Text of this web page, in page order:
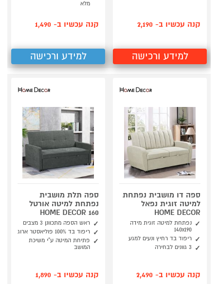
קנה עכשיו ב- 2,190
למידע ורכישה
מלא
קנה עכשיו ב- 1,490
למידע ורכישה
ספה דו מושבית נפתחת
למיטה זוגית נפאל
HOME DECOR
נפתחת למיטה זוגית מידה
140x190
ריפוד בד רחיץ ונעים למגע
3 גוונים לבחירה
קנה עכשיו ב- 2,490
ספה תלת מושבית
נפתחת למיטה אורטל
160 HOME DECOR
ראש הספה מתכוונן 3 מצבים
ריפוד בד 100% פוליאסטר ארוג
פתיחת המיטה ע"י משיכת
המושב
קנה עכשיו ב- 1,890